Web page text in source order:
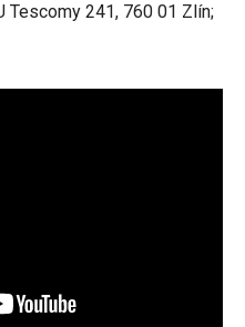
Tescomy 241, 760 01 Zlín;